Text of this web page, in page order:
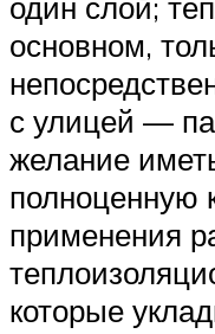
основном,
с улицей —
желание
полноценную
применения
которые